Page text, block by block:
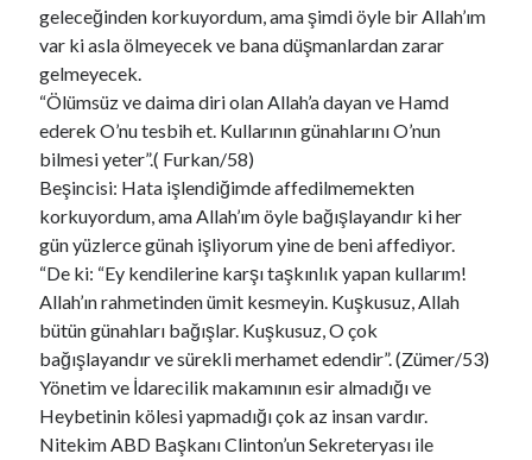
geleceğinden korkuyordum, ama şimdi öyle bir Allah’ım
var ki asla ölmeyecek ve bana düşmanlardan zarar
gelmeyecek.
“Ölümsüz ve daima diri olan Allah’a dayan ve Hamd
ederek O’nu tesbih et. Kullarının günahlarını O’nun
bilmesi yeter”.( Furkan/58)
Beşincisi: Hata işlendiğimde affedilmemekten
korkuyordum, ama Allah’ım öyle bağışlayandır ki her
gün yüzlerce günah işliyorum yine de beni affediyor.
“De ki: “Ey kendilerine karşı taşkınlık yapan kullarım!
Allah’ın rahmetinden ümit kesmeyin. Kuşkusuz, Allah
bütün günahları bağışlar. Kuşkusuz, O çok
bağışlayandır ve sürekli merhamet edendir”. (Zümer/53)
Yönetim ve İdarecilik makamının esir almadığı ve
Heybetinin kölesi yapmadığı çok az insan vardır.
Nitekim ABD Başkanı Clinton’un Sekreteryası ile